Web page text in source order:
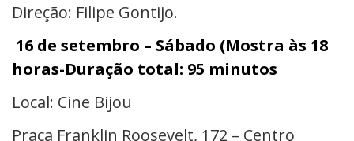
Direção: Filipe Gontijo.
16 de setembro – Sábado (Mostra às 18
horas-Duração total: 95 minutos
Local: Cine Bijou
Praça Franklin Roosevelt, 172 – Centro